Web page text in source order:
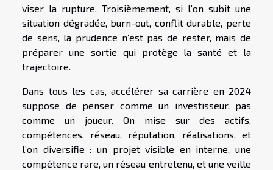
viser la rupture. Troisièmement, si l’on subit une
situation dégradée, burn-out, conflit durable, perte
de sens, la prudence n’est pas de rester, mais de
préparer une sortie qui protège la santé et la
trajectoire.
Dans tous les cas, accélérer sa carrière en 2024
suppose de penser comme un investisseur, pas
comme un joueur. On mise sur des actifs,
compétences, réseau, réputation, réalisations, et
l’on diversifie : un projet visible en interne, une
compétence rare, un réseau entretenu, et une veille